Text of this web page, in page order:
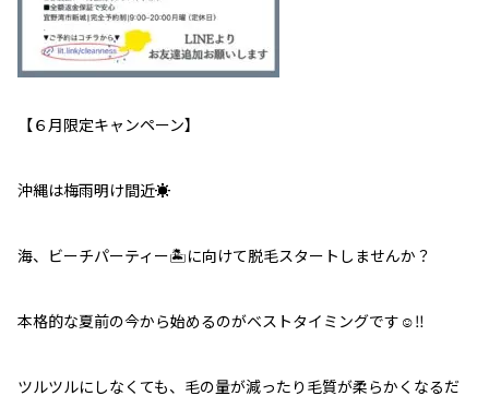
【６月限定キャンペーン】
沖縄は梅雨明け間近☀️
海、ビーチパーティー🏝に向けて脱毛スタートしませんか？
本格的な夏前の今から始めるのがベストタイミングです ☺️‼️
ツルツルにしなくても、毛の量が減ったり毛質が柔らかくなるだ